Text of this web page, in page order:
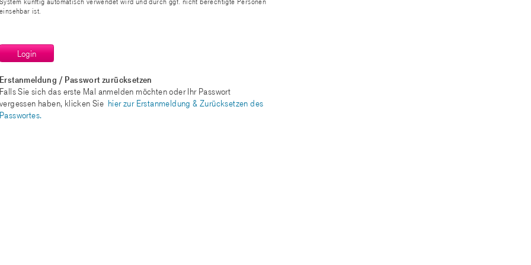
System künftig automatisch verwendet wird und durch ggf. nicht berechtigte Personen
einsehbar ist.
Erstanmeldung / Passwort zurücksetzen
Falls Sie sich das erste Mal anmelden möchten oder Ihr Passwort
vergessen haben, klicken Sie hier zur Erstanmeldung & Zurücksetzen des
Passwortes.